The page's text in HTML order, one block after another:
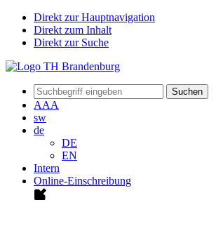
Direkt zur Hauptnavigation
Direkt zum Inhalt
Direkt zur Suche
Suchen
AAA
sw
de
DE
EN
Intern
Online-Einschreibung